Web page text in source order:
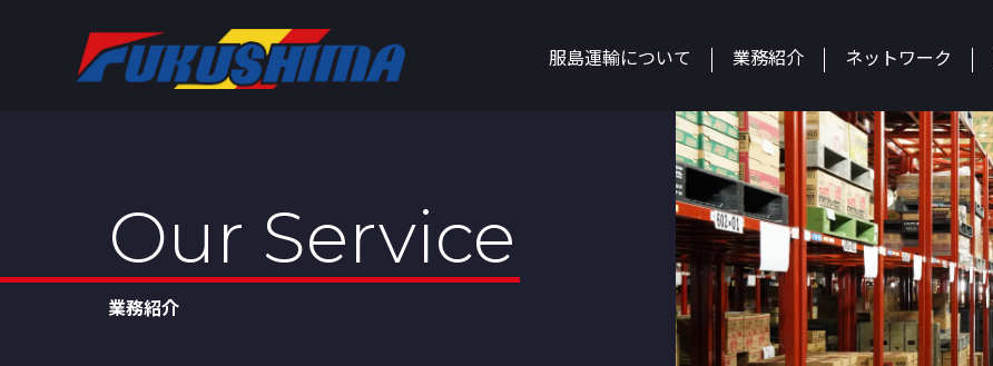
服島運輸について 業務紹介 ネットワーク
Our Service
業務紹介